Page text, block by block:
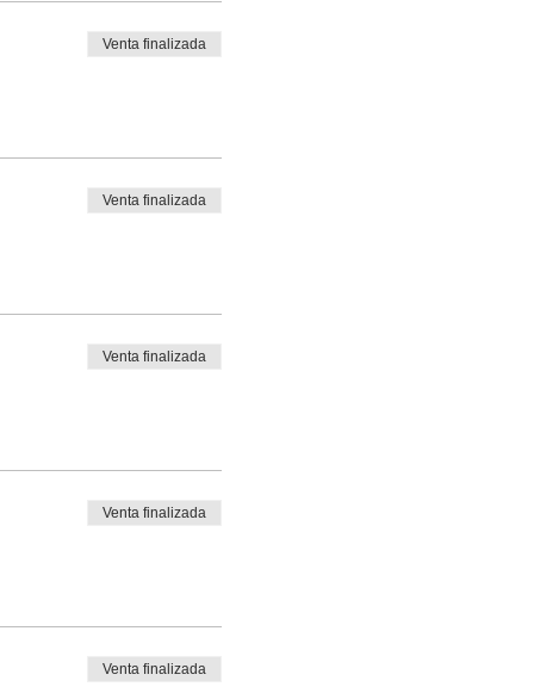
Venta finalizada
Venta finalizada
Venta finalizada
Venta finalizada
Venta finalizada